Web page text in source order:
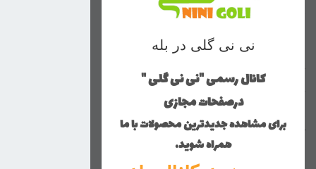
نی نی گلی در بله
کانال رسمی "نی نی گلی "
درصفحات مجازی
برای مشاهده جدیدترین محصولات با ما
همراه شوید.
منوی وب‌سایت
خانه
کوچولوهای نی نی گلی